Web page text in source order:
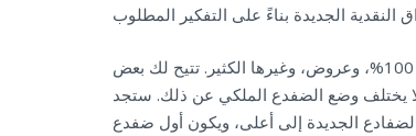
هناك أنواع عديدة ومختلفة من مكافآت الكازينو، بما في ذلك مكافآت الدعوة، ومكافآت الإيداع، وحوافز بدون إيداع، ودورات مجانية بنسبة 100%، وعروض، وغيرها الكثير. تتيح لك بعض
يختلف وضع الضفدع الملكي عن ذلك. ستجد
1 إلى 10). في الرسوم المتحركة، عادةً ما تقفز الضفادع الجديدة إلى أعلى، ويكون أول ضفدع